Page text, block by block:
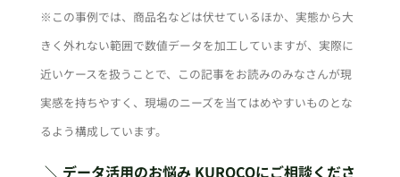
※この事例では、商品名などは伏せているほか、実態から大
きく外れない範囲で数値データを加工していますが、実際に
近いケースを扱うことで、この記事をお読みのみなさんが現
実感を持ちやすく、現場のニーズを当てはめやすいものとな
るよう構成しています。
＼ データ活用のお悩み KUROCOにご相談くださ